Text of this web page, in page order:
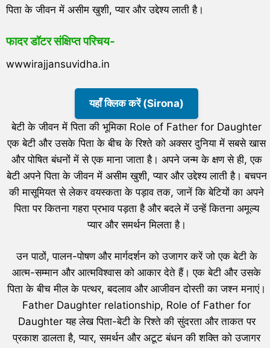
पिता के जीवन में असीम खुशी, प्यार और उद्देश्य लाती है।
फादर डॉटर संक्षिप्त परिचय-
wwwirajjansuvidha.in
यहाँ क्लिक करें (Sirona)
बेटी के जीवन में पिता की भूमिका Role of Father for Daughter
एक बेटी और उसके पिता के बीच के रिश्ते को अक्सर दुनिया में सबसे खास
और पोषित बंधनों में से एक माना जाता है। अपने जन्म के क्षण से ही, एक
बेटी अपने पिता के जीवन में असीम खुशी, प्यार और उद्देश्य लाती है। बचपन
की मासूमियत से लेकर वयस्कता के पड़ाव तक, जानें कि बेटियों का अपने
पिता पर कितना गहरा प्रभाव पड़ता है और बदले में उन्हें कितना अमूल्य
प्यार और समर्थन मिलता है।
उन पाठों, पालन-पोषण और मार्गदर्शन को उजागर करें जो एक बेटी के
आत्म-सम्मान और आत्मविश्वास को आकार देते हैं। एक बेटी और उसके
पिता के बीच मील के पत्थर, बदलाव और आजीवन दोस्ती का जश्न मनाएं।
Father Daughter relationship, Role of Father for
Daughter यह लेख पिता-बेटी के रिश्ते की सुंदरता और ताकत पर
प्रकाश डालता है, प्यार, समर्थन और अटूट बंधन की शक्ति को उजागर